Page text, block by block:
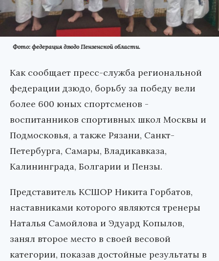
Фото: федерация дзюдо Пензенской области.
Как сообщает пресс-служба региональной
федерации дзюдо, борьбу за победу вели
более 600 юных спортсменов -
воспитанников спортивных школ Москвы и
Подмосковья, а также Рязани, Санкт-
Петербурга, Самары, Владикавказа,
Калининграда, Болгарии и Пензы.
Представитель КСШОР Никита Горбатов,
наставниками которого являются тренеры
Наталья Самойлова и Эдуард Копылов,
занял второе место в своей весовой
категории, показав достойные результаты в